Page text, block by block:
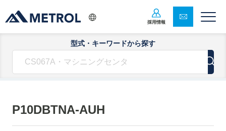
採用情報
型式・キーワードから探す
P10DBTNA-AUH